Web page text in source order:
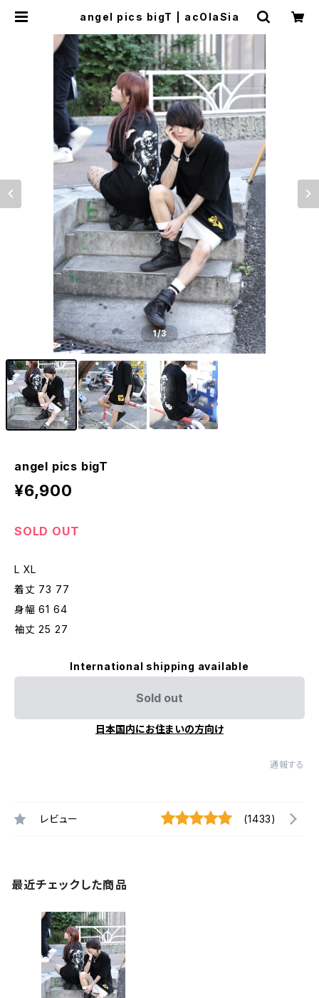
angel pics bigT | acOlaSia
1/3
angel pics bigT
¥6,900
SOLD OUT
L XL
着丈 73 77
身幅 61 64
袖丈 25 27
International shipping available
Sold out
日本国内にお住まいの方向け
通報する
レビュー (1433)
最近チェックした商品